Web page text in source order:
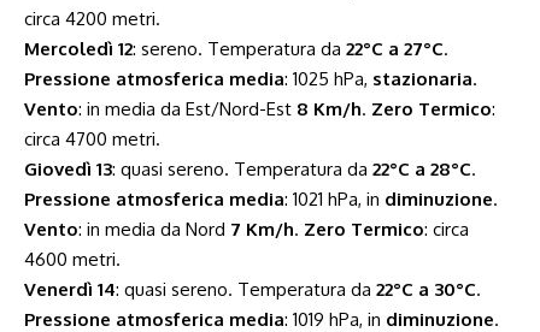
circa 4200 metri.
Mercoledì 12: sereno. Temperatura da 22°C a 27°C.
Pressione atmosferica media: 1025 hPa, stazionaria.
Vento: in media da Est/Nord-Est 8 Km/h. Zero Termico:
circa 4700 metri.
Giovedì 13: quasi sereno. Temperatura da 22°C a 28°C.
Pressione atmosferica media: 1021 hPa, in diminuzione.
Vento: in media da Nord 7 Km/h. Zero Termico: circa
4600 metri.
Venerdì 14: quasi sereno. Temperatura da 22°C a 30°C.
Pressione atmosferica media: 1019 hPa, in diminuzione.